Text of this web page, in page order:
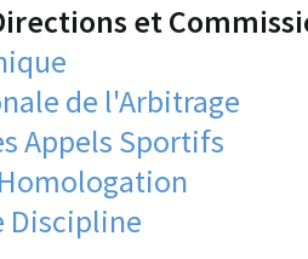
et
de l'Arbitrage
Appels Sportifs
Discipline